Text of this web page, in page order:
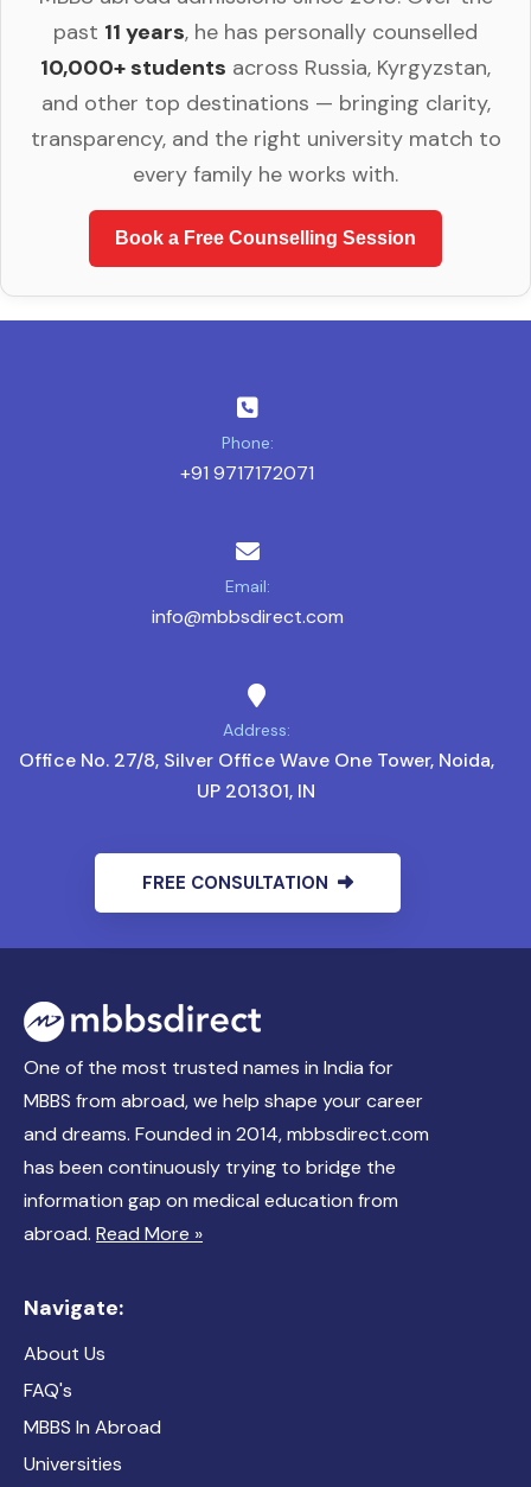
past 11 years, he has personally counselled
10,000+ students across Russia, Kyrgyzstan,
and other top destinations — bringing clarity,
transparency, and the right university match to
every family he works with.
Book a Free Counselling Session
Phone:
+91 9717172071
Email:
info@mbbsdirect.com
Address:
Office No. 27/8, Silver Office Wave One Tower, Noida,
UP 201301, IN
FREE CONSULTATION
One of the most trusted names in India for
MBBS from abroad, we help shape your career
and dreams. Founded in 2014, mbbsdirect.com
has been continuously trying to bridge the
information gap on medical education from
abroad. Read More »
Navigate:
About Us
FAQ's
MBBS In Abroad
Universities